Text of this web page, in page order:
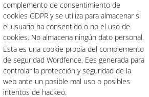
complemento de consentimiento de
cookies GDPR y se utiliza para almacenar si
el usuario ha consentido o no el uso de
cookies. No almacena ningún dato personal.
Esta es una cookie propia del complemento
de seguridad Wordfence. Ees generada para
controlar la protección y seguridad de la
web ante un posible mal uso o posibles
intentos de hackeo.